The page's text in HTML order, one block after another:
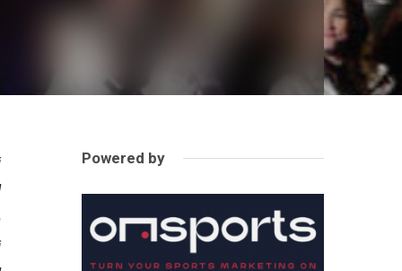
Powered by